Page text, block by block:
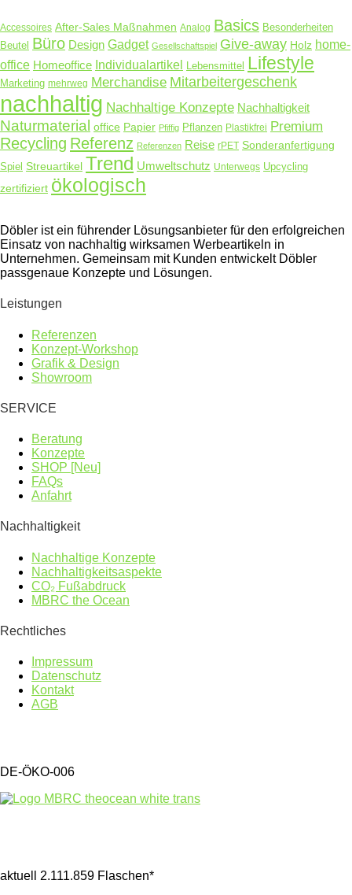
Accessoires After-Sales Maßnahmen Analog Basics Besonderheiten
Beutel Büro Design Gadget Gesellschaftspiel Give-away Holz home-
office Homeoffice Individualartikel Lebensmittel Lifestyle
Marketing mehrweg Merchandise Mitarbeitergeschenk
nachhaltig Nachhaltige Konzepte Nachhaltigkeit
Naturmaterial office Papier Pfiffig Pflanzen Plastikfrei Premium
Recycling Referenz Referenzen Reise rPET Sonderanfertigung
Spiel Streuartikel Trend Umweltschutz Unterwegs Upcycling
zertifiziert ökologisch
Döbler ist ein führender Lösungsanbieter für den erfolgreichen
Einsatz von nachhaltig wirksamen Werbeartikeln in
Unternehmen. Gemeinsam mit Kunden entwickelt Döbler
passgenaue Konzepte und Lösungen.
Leistungen
Referenzen
Konzept-Workshop
Grafik & Design
Showroom
SERVICE
Beratung
Konzepte
SHOP [Neu]
FAQs
Anfahrt
Nachhaltigkeit
Nachhaltige Konzepte
Nachhaltigkeitsaspekte
CO₂ Fußabdruck
MBRC the Ocean
Rechtliches
Impressum
Datenschutz
Kontakt
AGB
DE-ÖKO-006
aktuell 2.111.859 Flaschen*